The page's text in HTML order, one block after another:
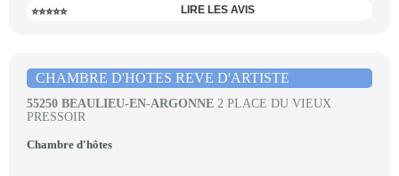
⭐⭐⭐⭐⭐ LIRE LES AVIS
CHAMBRE D'HOTES REVE D'ARTISTE
55250 BEAULIEU-EN-ARGONNE 2 PLACE DU VIEUX
PRESSOIR
Chambre d'hôtes